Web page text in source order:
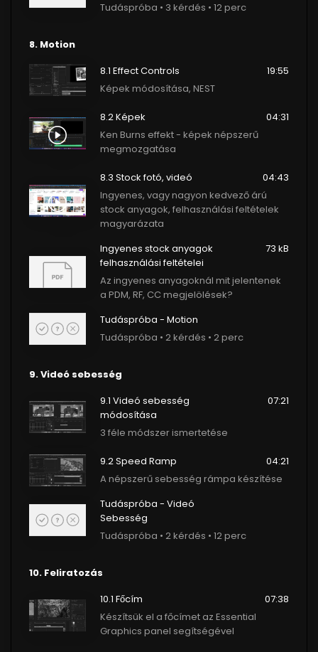
Tudáspróba • 3 kérdés • 12 perc
8. Motion
8.1 Effect Controls
19:55
Képek módosítása, NEST
8.2 Képek
04:31
Ken Burns effekt - képek népszerű
megmozgatása
8.3 Stock fotó, videó
04:43
Ingyenes, vagy nagyon kedvező árú
stock anyagok, felhasználási feltételek
magyarázata
Ingyenes stock anyagok
felhasználási feltételei
73 kB
Az ingyenes anyagoknál mit jelentenek
a PDM, RF, CC megjelölések?
Tudáspróba - Motion
Tudáspróba • 2 kérdés • 2 perc
9. Videó sebesség
9.1 Videó sebesség
módosítása
07:21
3 féle módszer ismertetése
9.2 Speed Ramp
04:21
A népszerű sebesség rámpa készítése
Tudáspróba - Videó
Sebesség
Tudáspróba • 2 kérdés • 12 perc
10. Feliratozás
10.1 Főcím
07:38
Készítsük el a főcímet az Essential
Graphics panel segítségével